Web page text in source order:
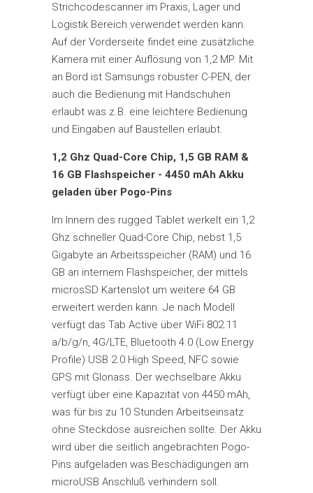
Strichcodescanner im Praxis, Lager und
Logistik Bereich verwendet werden kann.
Auf der Vorderseite findet eine zusätzliche
Kamera mit einer Auflösung von 1,2 MP. Mit
an Bord ist Samsungs robuster C-PEN, der
auch die Bedienung mit Handschuhen
erlaubt was z.B. eine leichtere Bedienung
und Eingaben auf Baustellen erlaubt.
1,2 Ghz Quad-Core Chip, 1,5 GB RAM &
16 GB Flashspeicher - 4450 mAh Akku
geladen über Pogo-Pins
Im Innern des rugged Tablet werkelt ein 1,2
Ghz schneller Quad-Core Chip, nebst 1,5
Gigabyte an Arbeitsspeicher (RAM) und 16
GB an internem Flashspeicher, der mittels
microsSD Kartenslot um weitere 64 GB
erweitert werden kann. Je nach Modell
verfügt das Tab Active über WiFi 802.11
a/b/g/n, 4G/LTE, Bluetooth 4.0 (Low Energy
Profile) USB 2.0 High Speed, NFC sowie
GPS mit Glonass. Der wechselbare Akku
verfügt über eine Kapazität von 4450 mAh,
was für bis zu 10 Stunden Arbeitseinsatz
ohne Steckdose ausreichen sollte. Der Akku
wird über die seitlich angebrachten Pogo-
Pins aufgeladen was Beschädigungen am
microUSB Anschluß verhindern soll.